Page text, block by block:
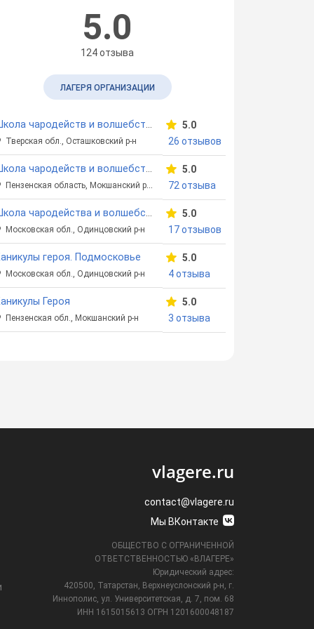
5.0
124 отзыва
ЛАГЕРЯ ОРГАНИЗАЦИИ
Школа чародейств и волшебства «Хогвартс». Селигер
Тверская обл., Осташковский р-н
5.0
26 отзывов
Школа чародейств и волшебства «Хогвартс»
Пензенская область, Мокшанский район
5.0
72 отзыва
Школа чародейства и волшебства «Хогвартс». Подмосковье
Московская обл., Одинцовский р-н
5.0
17 отзывов
героя. Подмосковье
Московская обл., Одинцовский р-н
5.0
4 отзыва
Героя
Пензенская обл., Мокшанский р-н
5.0
3 отзыва
vlagere.ru
contact@vlagere.ru
Мы ВКонтакте
ОБЩЕСТВО С ОГРАНИЧЕННОЙ
ОТВЕТСТВЕННОСТЬЮ «ВЛАГЕРЕ»
Юридический адрес:
420500, Татарстан, Верхнеуслонский р-н, г.
Иннополис, ул. Университетская,
д. 7, пом. 68
ИНН 1615015613 ОГРН 1201600048187